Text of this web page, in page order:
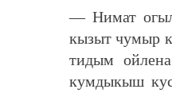
— Нимат
кызыт чумыр
тидым
кумдыкыш